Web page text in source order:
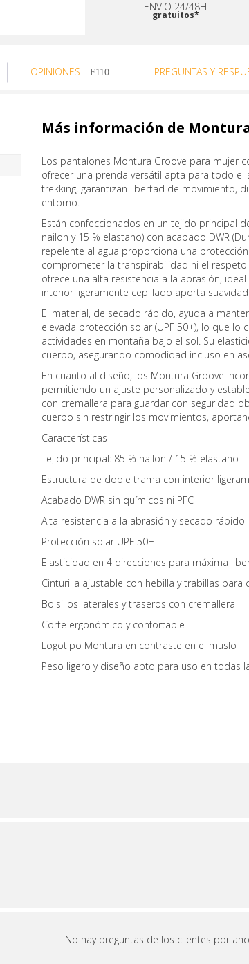
ENVIO 24/48H
gratuitos*
OPINIONES PREGUNTAS Y
Más información de
Los pantalones Montura Groove para mujer
ofrecer una prenda versátil apta para todo el
trekking, garantizan libertad de movimiento,
entorno.
Están confeccionados en un tejido principal
nailon y 15 % elastano) con acabado DWR
repelente al agua proporciona una
comprometer la transpirabilidad ni el
ofrece una alta resistencia a la abrasión,
interior ligeramente cepillado aporta
El material, de secado rápido, ayuda a
elevada protección solar (UPF 50+), lo que
actividades en montaña bajo el sol. Su
cuerpo, asegurando comodidad incluso en
En cuanto al diseño, los Montura Groove
permitiendo un ajuste personalizado y
con cremallera para guardar con seguridad
cuerpo sin restringir los movimientos,
Características
Tejido principal: 85 % nailon / 15 % elastano
Estructura de doble trama con interior
Acabado DWR sin químicos ni PFC
Alta resistencia a la abrasión y secado rápido
Protección solar UPF 50+
Elasticidad en 4 direcciones para máxima
Cinturilla ajustable con hebilla y trabillas para
Bolsillos laterales y traseros con cremallera
Corte ergonómico y confortable
Logotipo Montura en contraste en el muslo
Peso ligero y diseño apto para uso en todas
No hay preguntas de los clientes por